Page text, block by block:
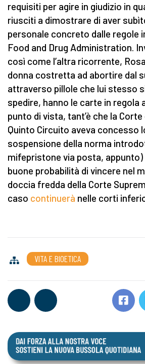
requisiti per agire in giudizio in
riusciti a dimostrare di aver
personale concreto dalle regole
Food and Drug Administration.
così come l’altra ricorrente,
donna costretta ad abortire dal
attraverso pillole che lui stesso
spedire, hanno le carte in regola
punto di vista, tant’è che la Corte
Quinto Circuito aveva concesso
sospensione della norma
mifepristone via posta, appunto)
buone probabilità di vincere nel
doccia fredda della Corte
caso continuerà nelle corti
VITA E BIOETICA